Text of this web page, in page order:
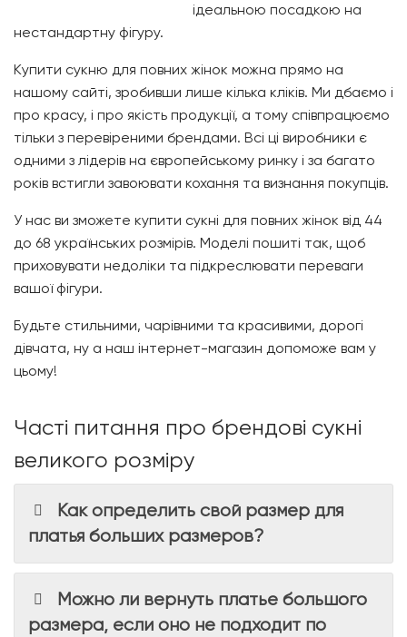
ідеальною посадкою на
нестандартну фігуру.
Купити сукню для повних жінок можна прямо на
нашому сайті, зробивши лише кілька кліків. Ми дбаємо і
про красу, і про якість продукції, а тому співпрацюємо
тільки з перевіреними брендами. Всі ці виробники є
одними з лідерів на європейському ринку і за багато
років встигли завоювати кохання та визнання покупців.
У нас ви зможете купити сукні для повних жінок від 44
до 68 українських розмірів. Моделі пошиті так, щоб
приховувати недоліки та підкреслювати переваги
вашої фігури.
Будьте стильними, чарівними та красивими, дорогі
дівчата, ну а наш інтернет-магазин допоможе вам у
цьому!
Часті питання про брендові сукні
великого розміру
Как определить свой размер для
платья больших размеров?
Можно ли вернуть платье большого
размера, если оно не подходит по